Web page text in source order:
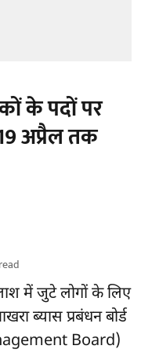
के पदों पर
अप्रैल तक
में जुटे लोगों के लिए
ब्यास प्रबंधन बोर्ड
Board)